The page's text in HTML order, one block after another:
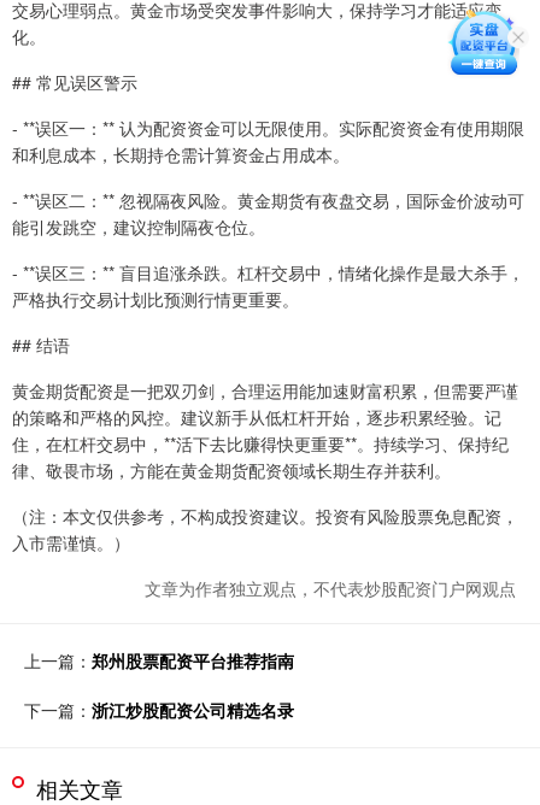
交易心理弱点。黄金市场受突发事件影响大，保持学习才能适应变
化。
## 常见误区警示
- **误区一：** 认为配资资金可以无限使用。实际配资资金有使用期限
和利息成本，长期持仓需计算资金占用成本。
- **误区二：** 忽视隔夜风险。黄金期货有夜盘交易，国际金价波动可
能引发跳空，建议控制隔夜仓位。
- **误区三：** 盲目追涨杀跌。杠杆交易中，情绪化操作是最大杀手，
严格执行交易计划比预测行情更重要。
## 结语
黄金期货配资是一把双刃剑，合理运用能加速财富积累，但需要严谨
的策略和严格的风控。建议新手从低杠杆开始，逐步积累经验。记
住，在杠杆交易中，**活下去比赚得快更重要**。持续学习、保持纪
律、敬畏市场，方能在黄金期货配资领域长期生存并获利。
（注：本文仅供参考，不构成投资建议。投资有风险股票免息配资，
入市需谨慎。）
文章为作者独立观点，不代表炒股配资门户网观点
上一篇： 郑州股票配资平台推荐指南
下一篇： 浙江炒股配资公司精选名录
相关文章